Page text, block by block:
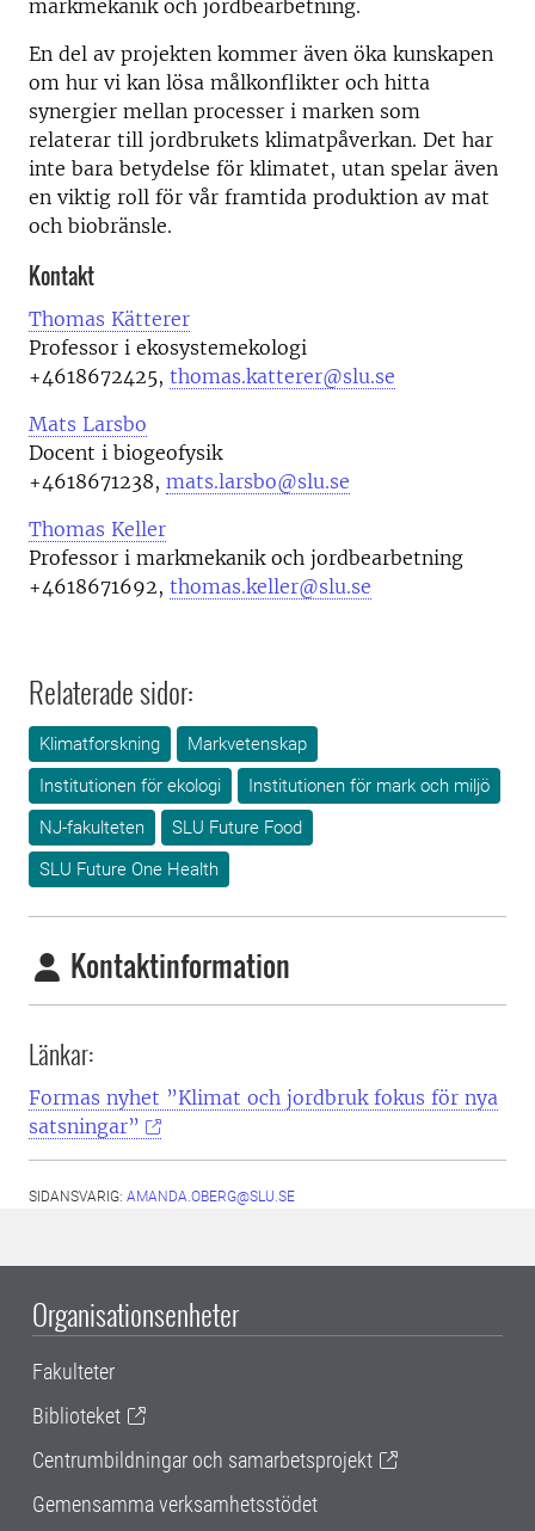
markmekanik och jordbearbetning.
En del av projekten kommer även öka kunskapen
om hur vi kan lösa målkonflikter och hitta
synergier mellan processer i marken som
relaterar till jordbrukets klimatpåverkan. Det har
inte bara betydelse för klimatet, utan spelar även
en viktig roll för vår framtida produktion av mat
och biobränsle.
Kontakt
Thomas Kätterer
Professor i ekosystemekologi
+4618672425, thomas.katterer@slu.se
Mats Larsbo
Docent i biogeofysik
+4618671238, mats.larsbo@slu.se
Thomas Keller
Professor i markmekanik och jordbearbetning
+4618671692, thomas.keller@slu.se
Relaterade sidor:
Klimatforskning
Markvetenskap
Institutionen för ekologi
Institutionen för mark och miljö
NJ-fakulteten
SLU Future Food
SLU Future One Health
Kontaktinformation
Länkar:
Formas nyhet ”Klimat och jordbruk fokus för nya
satsningar”
SIDANSVARIG: AMANDA.OBERG@SLU.SE
Organisationsenheter
Fakulteter
Biblioteket
Centrumbildningar och samarbetsprojekt
Gemensamma verksamhetsstödet